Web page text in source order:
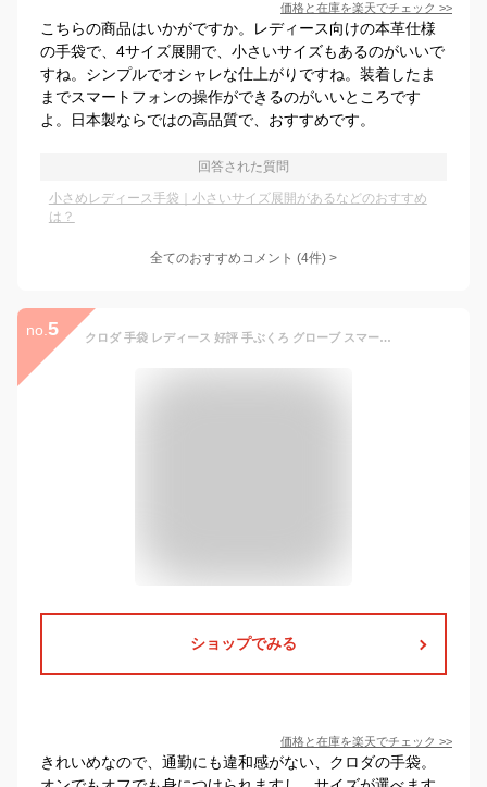
価格と在庫を楽天でチェック >>
こちらの商品はいかがですか。レディース向けの本革仕様
の手袋で、4サイズ展開で、小さいサイズもあるのがいいで
すね。シンプルでオシャレな仕上がりですね。装着したま
までスマートフォンの操作ができるのがいいところです
よ。日本製ならではの高品質で、おすすめです。
回答された質問
小さめレディース手袋｜小さいサイズ展開があるなどのおすすめ
は？
全てのおすすめコメント (4件) >
no. 5 クロダ 手袋 レディース 好評 手ぶくろ グローブ スマートフォン対応 スマホ 対応 レザー 革 タッチパネル対応 羊革 ラムレザー 防寒 プレゼント ギフト 女性用 女子 KURODA WV10101L1 ファッション小物 ファッション雑貨 レディース手袋
ショップでみる
価格と在庫を楽天でチェック >>
きれいめなので、通勤にも違和感がない、クロダの手袋。